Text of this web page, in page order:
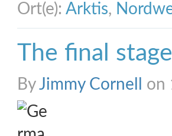
Ort(e): Arktis,
The final stage
ByJimmy Cornell on